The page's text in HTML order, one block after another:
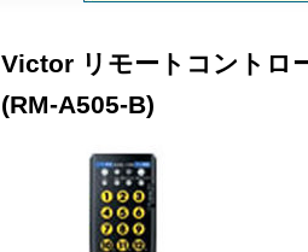
Victor リモートコントロ
(RM-A505-B)